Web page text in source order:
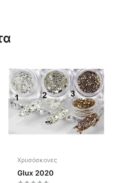
Χρυσόσκονες
Glux 2020
το
προϊόν
έχει
πολλαπλές
παραλλαγές.
Οι